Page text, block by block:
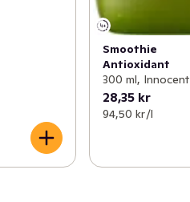
Smoothie
Antioxidant
300 ml, Innocent
28,35 kr
94,50 kr /l